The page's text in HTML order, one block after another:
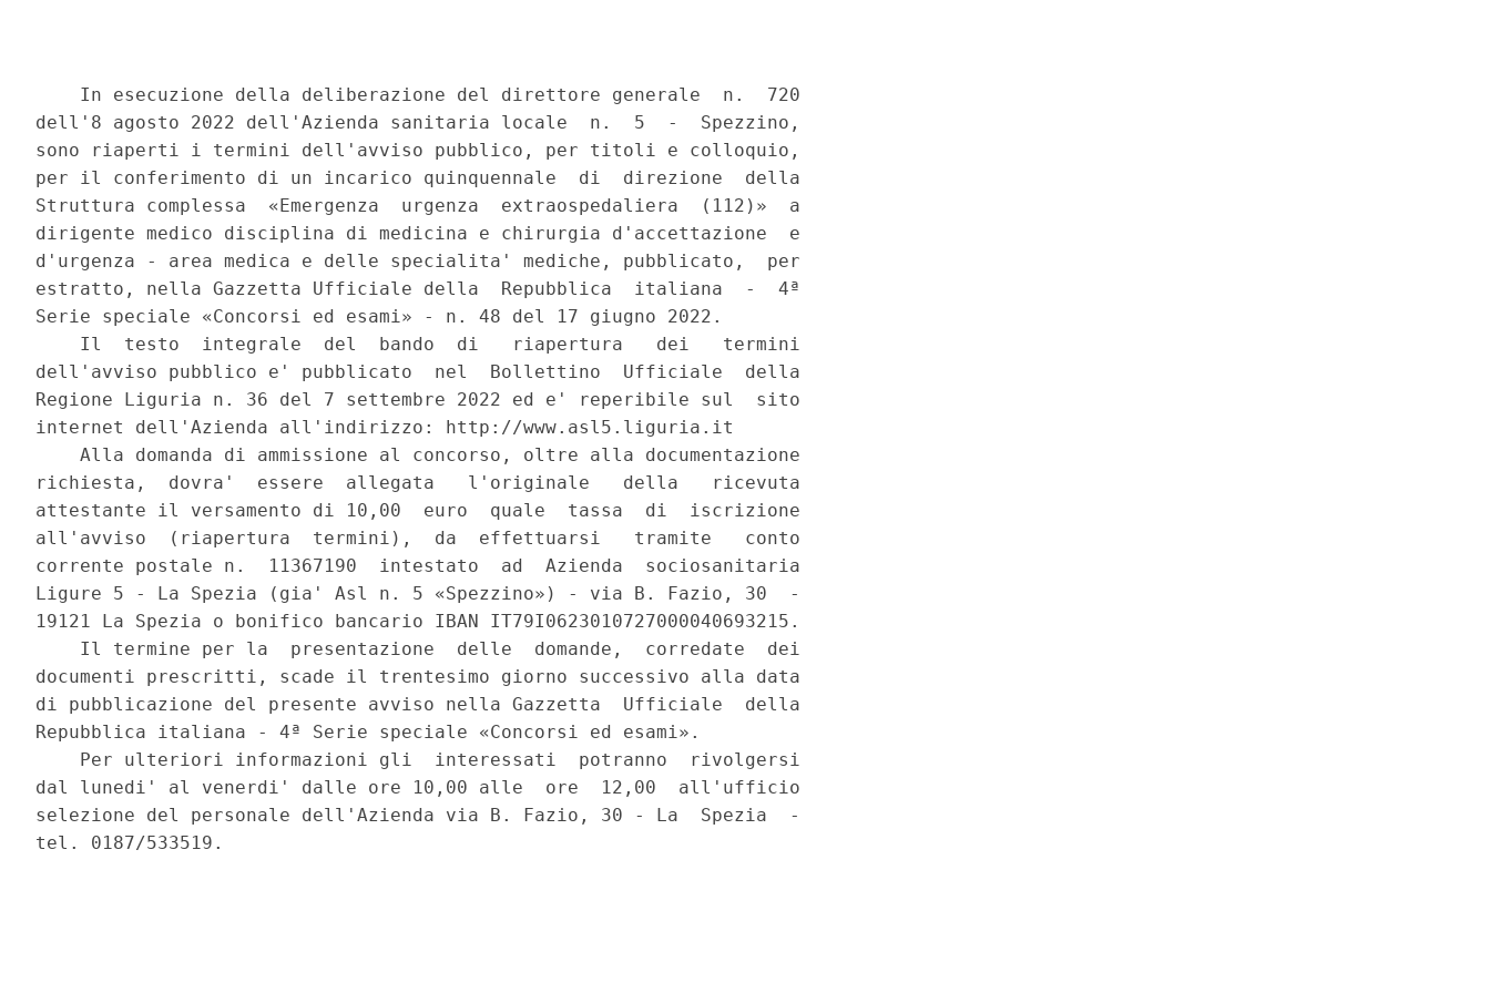
    In esecuzione della deliberazione del direttore generale  n.  720
dell'8 agosto 2022 dell'Azienda sanitaria locale  n.  5  -  Spezzino,
sono riaperti i termini dell'avviso pubblico, per titoli e colloquio,
per il conferimento di un incarico quinquennale  di  direzione  della
Struttura complessa  «Emergenza  urgenza  extraospedaliera  (112)»  a
dirigente medico disciplina di medicina e chirurgia d'accettazione  e
d'urgenza - area medica e delle specialita' mediche, pubblicato,  per
estratto, nella Gazzetta Ufficiale della  Repubblica  italiana  -  4ª
Serie speciale «Concorsi ed esami» - n. 48 del 17 giugno 2022.
    Il  testo  integrale  del  bando  di   riapertura   dei   termini
dell'avviso pubblico e' pubblicato  nel  Bollettino  Ufficiale  della
Regione Liguria n. 36 del 7 settembre 2022 ed e' reperibile sul  sito
internet dell'Azienda all'indirizzo: http://www.asl5.liguria.it
    Alla domanda di ammissione al concorso, oltre alla documentazione
richiesta,  dovra'  essere  allegata   l'originale   della   ricevuta
attestante il versamento di 10,00  euro  quale  tassa  di  iscrizione
all'avviso  (riapertura  termini),  da  effettuarsi   tramite   conto
corrente postale n.  11367190  intestato  ad  Azienda  sociosanitaria
Ligure 5 - La Spezia (gia' Asl n. 5 «Spezzino») - via B. Fazio, 30  -
19121 La Spezia o bonifico bancario IBAN IT79I0623010727000040693215.
    Il termine per la  presentazione  delle  domande,  corredate  dei
documenti prescritti, scade il trentesimo giorno successivo alla data
di pubblicazione del presente avviso nella Gazzetta  Ufficiale  della
Repubblica italiana - 4ª Serie speciale «Concorsi ed esami».
    Per ulteriori informazioni gli  interessati  potranno  rivolgersi
dal lunedi' al venerdi' dalle ore 10,00 alle  ore  12,00  all'ufficio
selezione del personale dell'Azienda via B. Fazio, 30 - La  Spezia  -
tel. 0187/533519.